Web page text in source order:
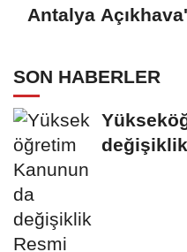
Antalya
SON HABERLER
değişiklik